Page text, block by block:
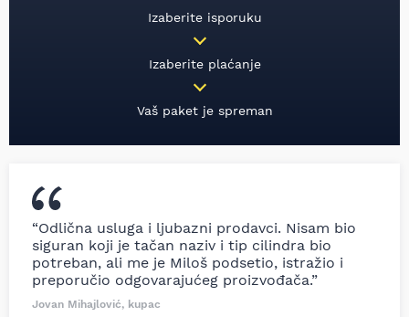
Izaberite isporuku
Izaberite plaćanje
Vaš paket je spreman
“Odlična usluga i ljubazni prodavci. Nisam bio
siguran koji je tačan naziv i tip cilindra bio
potreban, ali me je Miloš podsetio, istražio i
preporučio odgovarajućeg proizvođača.”
Jovan Mihajlović, kupac